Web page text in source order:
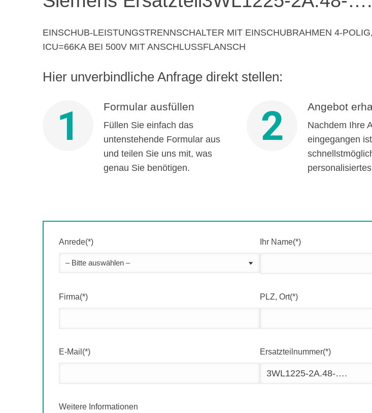
EINSCHUB-LEISTUNGSTRENNSCHALTER MIT EINSCHUBRAHMEN 4-
ICU=66KA BEI 500V MIT ANSCHLUSSFLANSCH
Hier unverbindliche Anfrage direkt stellen:
1 Formular ausfüllen
Füllen Sie einfach das
untenstehende Formular aus
und teilen Sie uns mit, was
genau Sie benötigen.
2 Angebot
Nachdem Ihre
eingegangen
Anrede(*) Ihr Name(*)
Firma(*) PLZ, Ort(*)
E-Mail(*) Ersatzteilnummer(*)
Weitere Informationen